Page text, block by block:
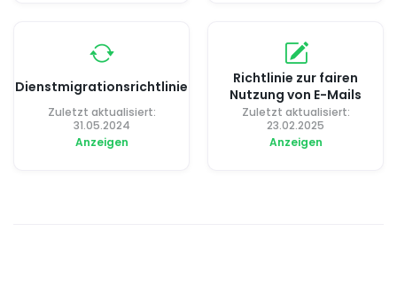
Dienstmigrationsrichtlinie
Zuletzt aktualisiert:
31.05.2024
Anzeigen
Richtlinie zur fairen
Nutzung von E-Mails
Zuletzt aktualisiert:
23.02.2025
Anzeigen